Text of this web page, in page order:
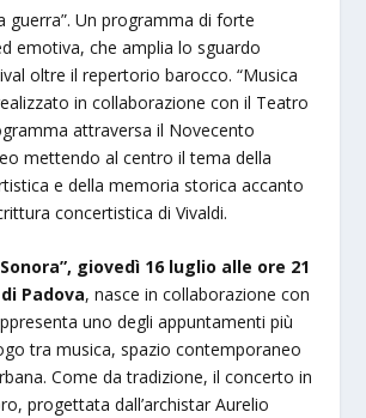
guerra”. Un programma di forte
emotiva, che amplia lo sguardo
oltre il repertorio barocco. “Musica
in collaborazione con il Teatro
attraversa il Novecento
mettendo al centro il tema della
e della memoria storica accanto
concertistica di Vivaldi.
giovedì 16 luglio alle ore 21
Padova, nasce in collaborazione con
uno degli appuntamenti più
tra musica, spazio contemporaneo
Come da tradizione, il concerto in
progettata dall’archistar Aurelio